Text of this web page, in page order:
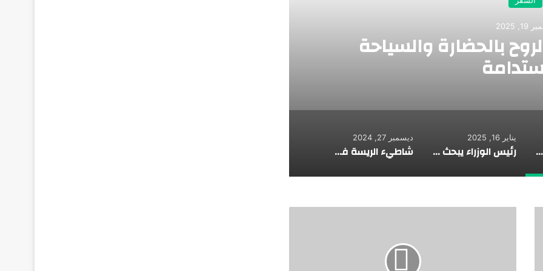
2025
بالحضارة والسياحة
تركيا… حيث تلتقي الروح بالحضارة والسياحة المستدامة
يناير 16, 2025
رئيس الوزراء يبحث مقترحات تيسير إنهاء إجراءات وصول السائحين إلى المطارات المصرية
ديسمبر 27, 2024
شاطيء الريسة في العريش من أجمل شواطيء البحر المتوسط